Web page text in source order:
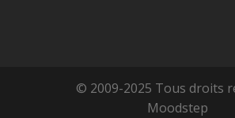
© 2009-2025 Tous droits
Moodstep